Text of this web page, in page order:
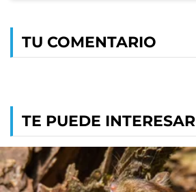
TU COMENTARIO
TE PUEDE INTERESAR